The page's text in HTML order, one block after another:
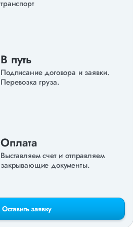
транспорт
В путь
Подписание договора и заявки.
Перевозка груза.
Оплата
Выставляем счет и отправляем
закрывающие документы.
Оставить заявку